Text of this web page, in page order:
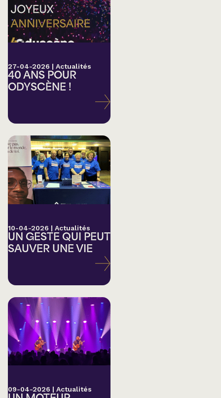
27-04-2026 | Actualités
40 ANS POUR
ODYSCÈNE !
10-04-2026 | Actualités
UN GESTE QUI PEUT
SAUVER UNE VIE
09-04-2026 | Actualités